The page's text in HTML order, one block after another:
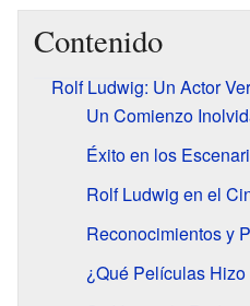
Contenido
Rolf Ludwig: Un Actor
Un Comienzo
Éxito en los
Rolf Ludwig en el
Reconocimientos y
¿Qué Películas